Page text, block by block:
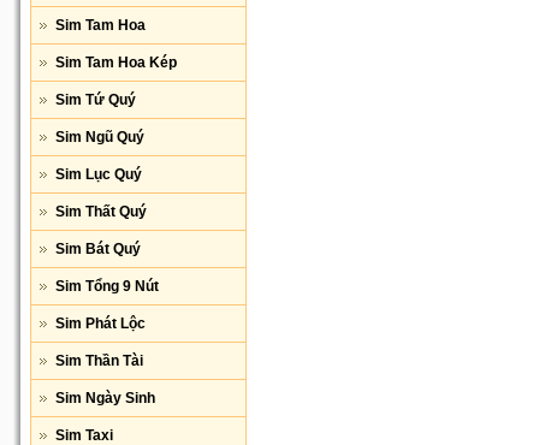
Sim Tam Hoa
Sim Tam Hoa Kép
Sim Tứ Quý
Sim Ngũ Quý
Sim Lục Quý
Sim Thất Quý
Sim Bát Quý
Sim Tổng 9 Nút
Sim Phát Lộc
Sim Thần Tài
Sim Ngày Sinh
Sim Taxi